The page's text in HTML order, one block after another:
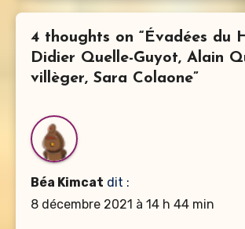
4 thoughts on “Évadées du
Didier Quelle-Guyot, Alain
villèger, Sara Colaone”
Béa Kimcat dit :
8 décembre 2021 à 14 h 44 min